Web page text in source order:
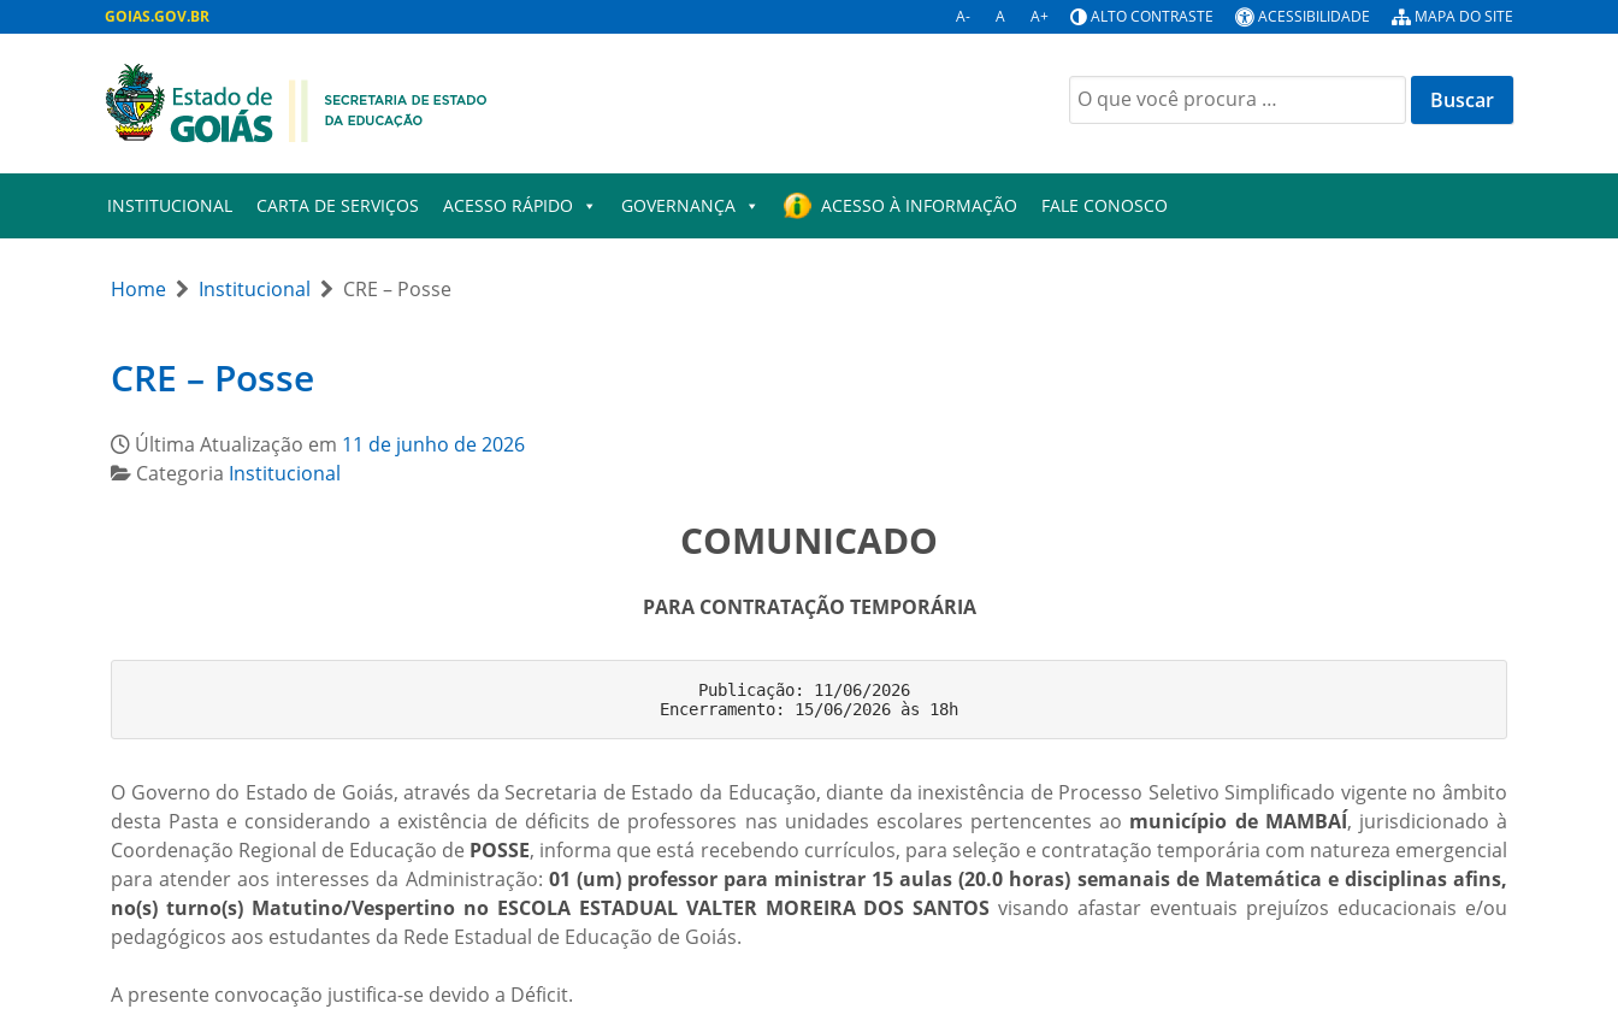
GOIAS.GOV.BR A- A A+ ALTO CONTRASTE ACESSIBILIDADE MAPA DO SITE
Buscar
por:
INSTITUCIONAL CARTA DE SERVIÇOS ACESSO RÁPIDO GOVERNANÇA ACESSO À INFORMAÇÃO FALE CONOSCO
Home Institucional CRE – Posse
CRE – Posse
Última Atualização em 11 de junho de 2026
Categoria Institucional
COMUNICADO
PARA CONTRATAÇÃO TEMPORÁRIA
Publicação: 11/06/2026
O Governo do Estado de Goiás, através da Secretaria de Estado da Educação, diante da inexistência de Processo Seletivo Simplificado vigente no âmbito
desta Pasta e considerando a existência de déficits de professores nas unidades escolares pertencentes ao município de MAMBAÍ, jurisdicionado à
Coordenação Regional de Educação de POSSE, informa que está recebendo currículos, para seleção e contratação temporária com natureza emergencial
para atender aos interesses da Administração: 01 (um) professor para ministrar 15 aulas (20.0 horas) semanais de Matemática e disciplinas afins,
no(s) turno(s) Matutino/Vespertino no ESCOLA ESTADUAL VALTER MOREIRA DOS SANTOS visando afastar eventuais prejuízos educacionais e/ou
pedagógicos aos estudantes da Rede Estadual de Educação de Goiás.
A presente convocação justifica-se devido a Déficit.